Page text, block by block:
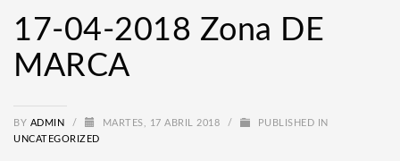
17-04-2018 Zona DE
MARCA
BY ADMIN / MARTES, 17 ABRIL 2018 /
PUBLISHED IN
UNCATEGORIZED